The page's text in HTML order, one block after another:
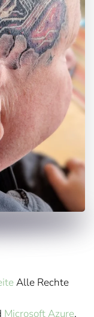
Alle Rechte
Microsoft Azure.